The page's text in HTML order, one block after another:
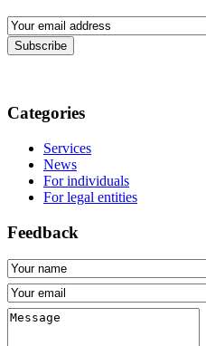
Subscribe
Categories
Services
News
For individuals
For legal entities
Feedback